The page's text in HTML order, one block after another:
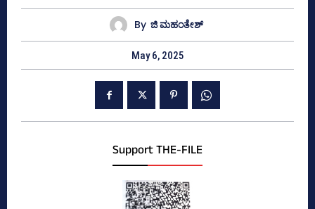
By ಜಿ ಮಹಂತೇಶ್
May 6, 2025
Support THE-FILE